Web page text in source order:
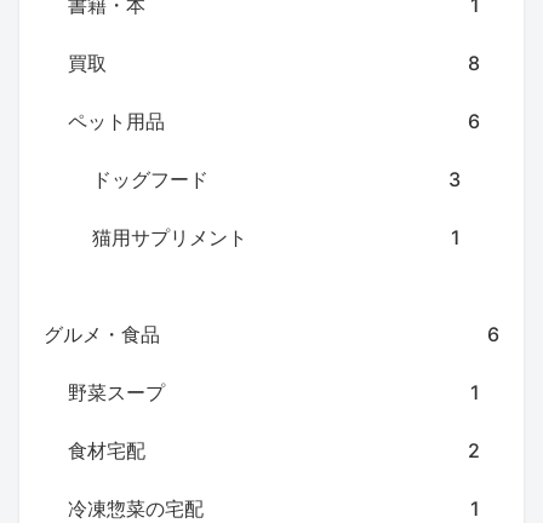
買取 8
ペット用品 6
ドッグフード 3
猫用サプリメント 1
グルメ・食品 6
野菜スープ 1
食材宅配 2
冷凍惣菜の宅配 1